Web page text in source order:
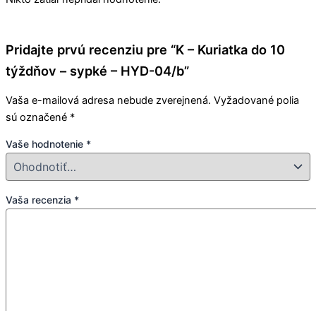
Pridajte prvú recenziu pre “K – Kuriatka do 10
týždňov – sypké – HYD-04/b”
Vaša e-mailová adresa nebude zverejnená. Vyžadované polia
sú označené *
Vaše hodnotenie *
Vaša recenzia *